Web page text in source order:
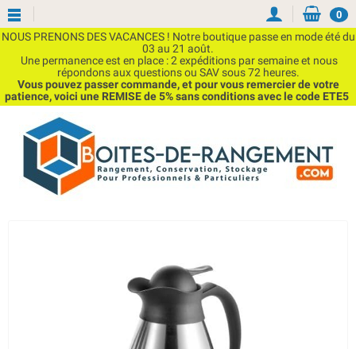
NOUS PRENONS DES VACANCES ! Notre boutique passe en mode été du
03 au 21 août.
Une permanence est en place : 2 expéditions par semaine et nous
répondons aux questions ou SAV sous 72 heures.
Vous pouvez passer commande, et pour vous remercier de votre
patience, voici une REMISE de 5% sans conditions avec le code ETE5
0